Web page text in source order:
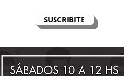
SUSCRIBITE